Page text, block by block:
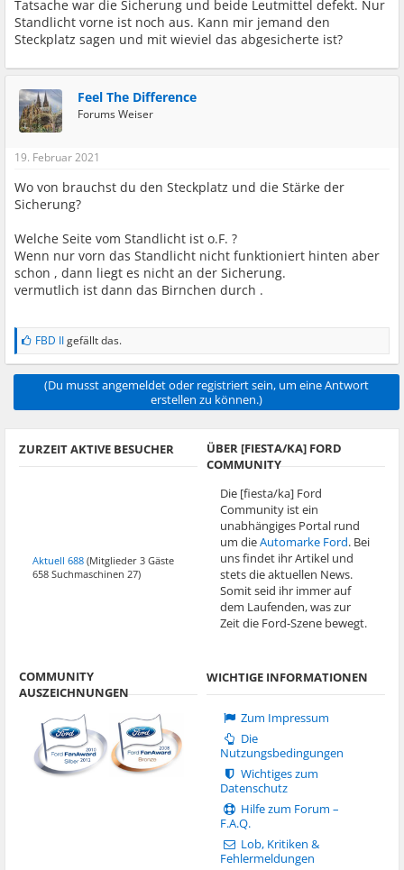
Tatsache war die Sicherung und beide Leutmittel defekt. Nur
Standlicht vorne ist noch aus. Kann mir jemand den
Steckplatz sagen und mit wieviel das abgesicherte ist?
Feel The Difference
Forums Weiser
19. Februar 2021
Wo von brauchst du den Steckplatz und die Stärke der
Sicherung?
Welche Seite vom Standlicht ist o.F. ?
Wenn nur vorn das Standlicht nicht funktioniert hinten aber
schon , dann liegt es nicht an der Sicherung.
vermutlich ist dann das Birnchen durch .
FBD IIgefällt das.
(Du musst angemeldet oder registriert sein, um eine Antwort
erstellen zu können.)
ZURZEIT AKTIVE BESUCHER
Aktuell 688 (Mitglieder 3 Gäste
658 Suchmaschinen 27)
ÜBER [FIESTA/KA] FORD
COMMUNITY
Die [fiesta/ka] Ford
Community ist ein
unabhängiges Portal rund
um dieAutomarke Ford. Bei
uns findet ihr Artikel und
stets die aktuellen News.
Somit seid ihr immer auf
dem Laufenden, was zur
Zeit die Ford-Szene bewegt.
COMMUNITY
AUSZEICHNUNGEN
WICHTIGE INFORMATIONEN
Zum Impressum
Die
Nutzungsbedingungen
Wichtiges zum
Datenschutz
Hilfe zum Forum –
F.A.Q.
Lob, Kritiken &
Fehlermeldungen